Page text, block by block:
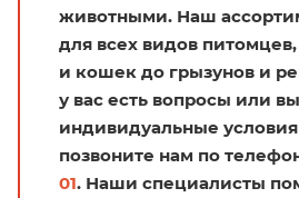
животными. Наш
для всех видов питомцев,
и кошек до грызунов и
у вас есть вопросы или
индивидуальные условия
позвоните нам по
01. Наши специалисты